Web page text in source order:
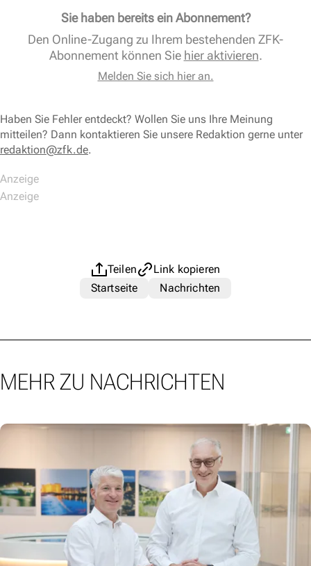
Sie haben bereits ein Abonnement?
Den Online-Zugang zu Ihrem bestehenden ZFK-
Abonnement können Sie hier aktivieren.
Melden Sie sich hier an.
Haben Sie Fehler entdeckt? Wollen Sie uns Ihre Meinung
mitteilen? Dann kontaktieren Sie unsere Redaktion gerne unter
redaktion@zfk.de.
Teilen
Link kopieren
Startseite
Nachrichten
MEHR ZU NACHRICHTEN